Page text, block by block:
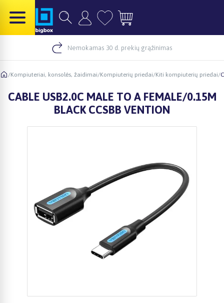
Nemokamas 30 d. prekių grąžinimas
/Kompiuteriai, konsolės, žaidimai/Kompiuterių priedai/Kiti kompiuterių priedai/
CABLE USB2.0C MALE TO A FEMALE/0.15M
BLACK CCSBB VENTION